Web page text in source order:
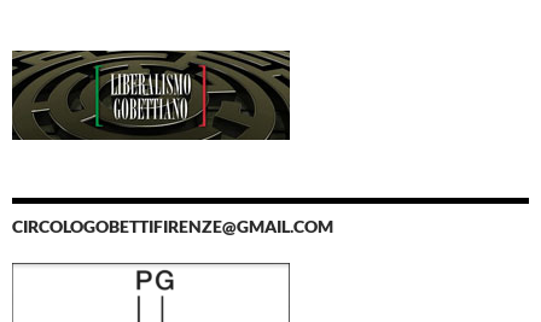
CIRCOLOGOBETTIFIRENZE@GMAIL.COM